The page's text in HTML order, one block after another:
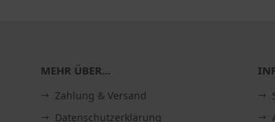
MEHR ÜBER...
Zahlung & Versand
Datenschutzerklärung